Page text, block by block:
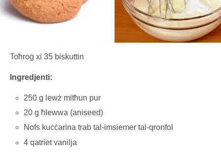
Toħroġ xi 35 biskuttin
Ingredjenti:
250 g lewż mitħun pur
20 g ħlewwa (aniseed)
Nofs kuċċarina trab tal-imsiemer tal-qronfol
4 qatriet vanilja